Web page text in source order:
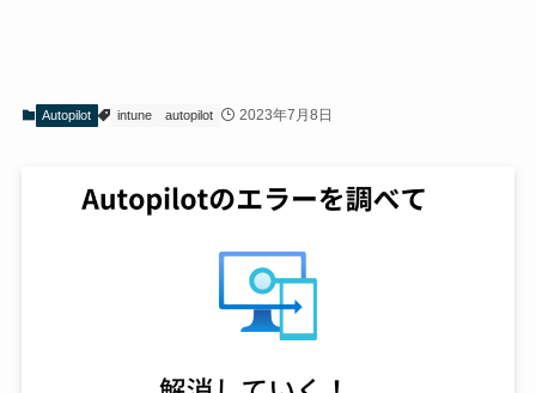
Autopilot intune autopilot 2023年7月8日